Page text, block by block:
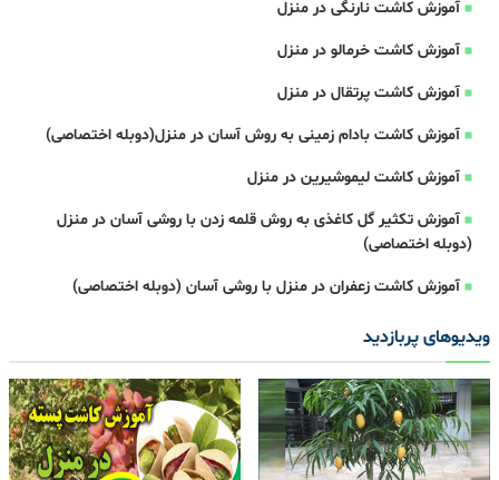
آموزش کاشت نارنگی در منزل
آموزش کاشت خرمالو در منزل
آموزش کاشت پرتقال در منزل
آموزش کاشت بادام زمینی به روش آسان در منزل(دوبله اختصاصی)
آموزش کاشت لیموشیرین در منزل
آموزش تکثیر گل کاغذی به روش قلمه زدن با روشی آسان در منزل
(دوبله اختصاصی)
آموزش کاشت زعفران در منزل با روشی آسان (دوبله اختصاصی)
ویدیوهای پربازدید